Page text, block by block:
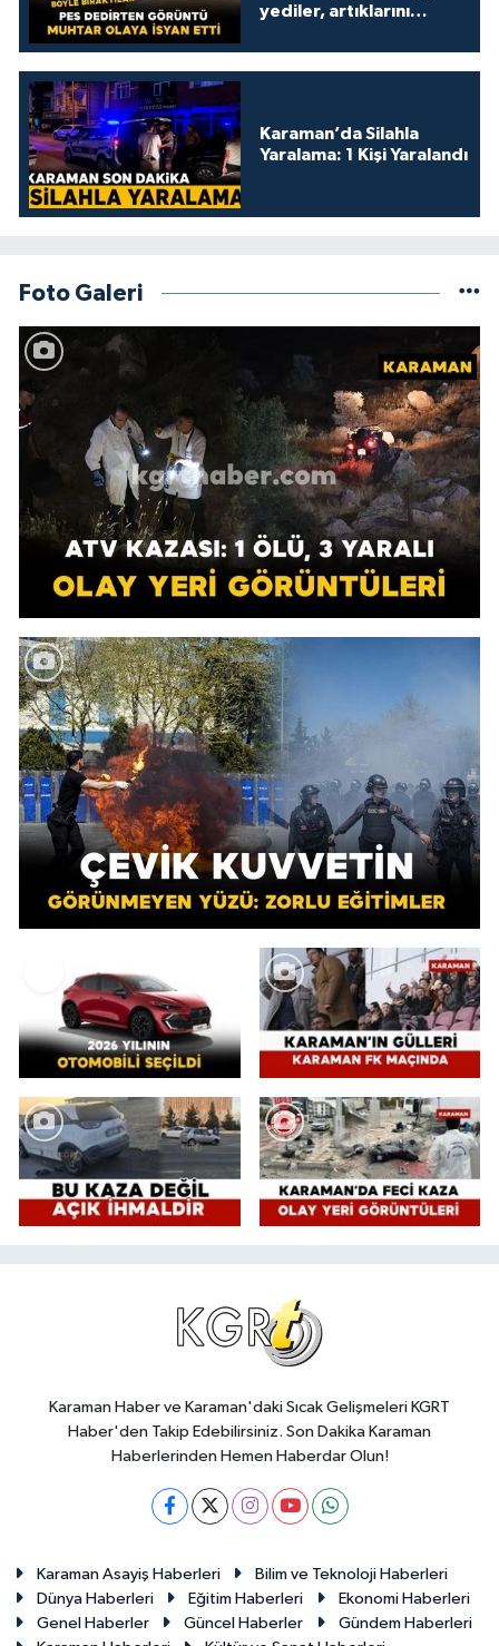
yediler, artıklarını
Karaman’da Silahla
Yaralama: 1 Kişi Yaralandı
Foto Galeri
Karaman Haber ve Karaman'daki Sıcak Gelişmeleri KGRT
Haber'den Takip Edebilirsiniz. Son Dakika Karaman
Haberlerinden Hemen Haberdar Olun!
Karaman Asayiş Haberleri
Bilim ve Teknoloji Haberleri
Dünya Haberleri
Eğitim Haberleri
Ekonomi Haberleri
Genel Haberler
Güncel Haberler
Gündem Haberleri